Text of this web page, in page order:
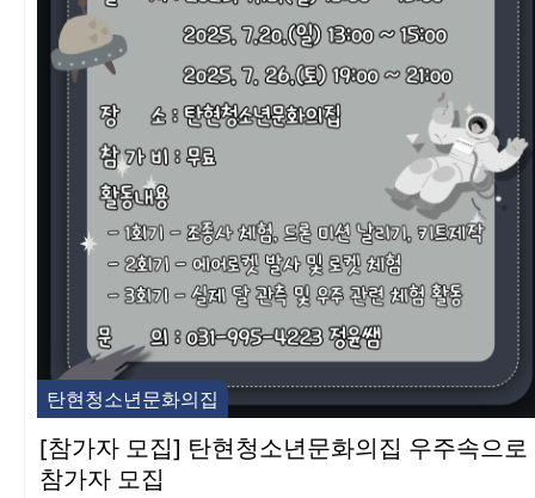
탄현청소년문화의집
[참가자 모집] 탄현청소년문화의집 우주속으로
참가자 모집